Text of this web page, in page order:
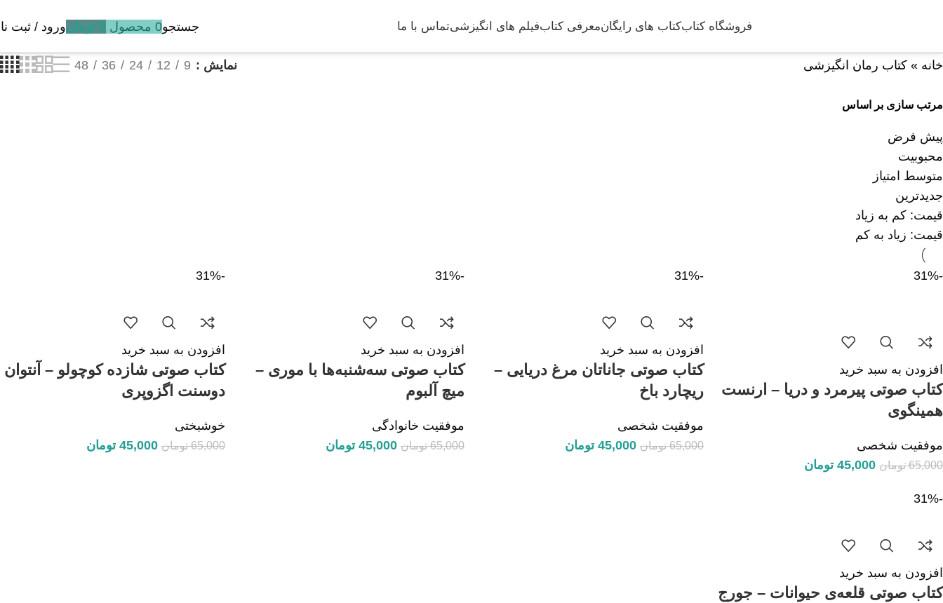
فروشگاه کتابکتاب های رایگانمعرفی کتابفیلم های انگیزشیتماس با ما جستجو0 محصول 0 تومانورود / ثبت
خانه » کتاب رمان انگیزشی نمایش 9
12
24
36
48
مرتب سازی بر اساس
پیش فرض
محبوبیت
متوسط امتیاز
جدیدترین
قیمت: کم به زیاد
قیمت: زیاد به کم
-31%
افزودن به سبد خرید
کتاب صوتی پیرمرد و دریا – ارنست
همینگوی
موفقیت شخصی
65,000 تومان 45,000 تومان
-31%
افزودن به سبد خرید
کتاب صوتی جاناتان مرغ دریایی –
ریچارد باخ
موفقیت شخصی
65,000 تومان 45,000 تومان
-31%
افزودن به سبد خرید
کتاب صوتی سه‌شنبه‌ها با موری –
میچ آلبوم
موفقیت خانوادگی
65,000 تومان 45,000 تومان
-31%
افزودن به سبد خرید
کتاب صوتی شازده کوچولو – آنتوان
دوسنت اگزوپری
خوشبختی
65,000 تومان 45,000 تومان
-31%
افزودن به سبد خرید
کتاب صوتی قلعه‌ی حیوانات – جورج